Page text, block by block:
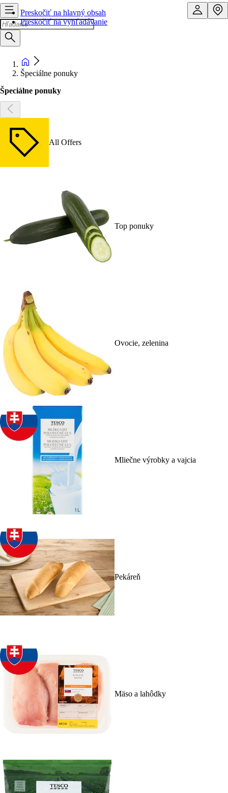
Preskočiť na hlavný obsah
Preskočiť na vyhľadávanie
Špeciálne ponuky
Špeciálne ponuky
All Offers
Top ponuky
Ovocie, zelenina
Mliečne výrobky a vajcia
Pekáreň
Mäso a lahôdky